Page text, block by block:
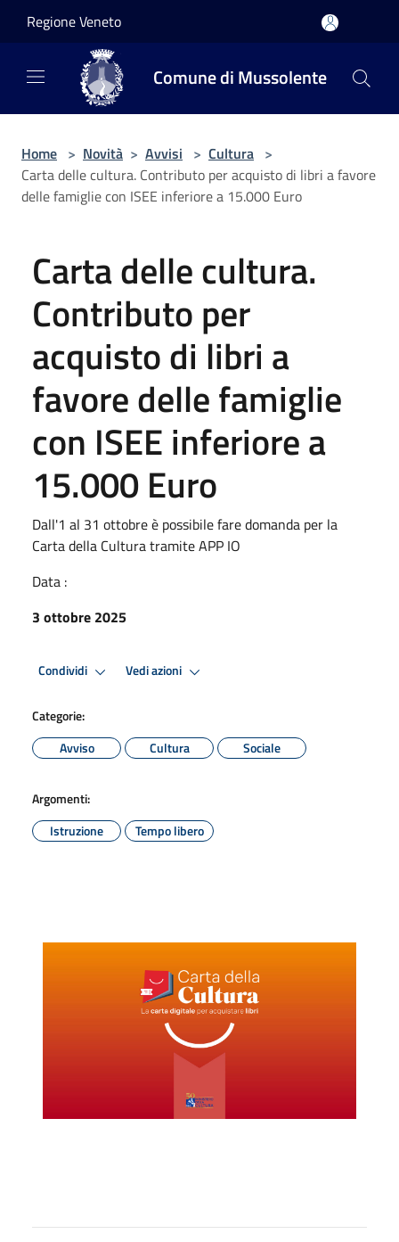
Regione Veneto
Comune di Mussolente
Home > Novità > Avvisi > Cultura >
Carta delle cultura. Contributo per acquisto di libri a favore
delle famiglie con ISEE inferiore a 15.000 Euro
Carta delle cultura.
Contributo per
acquisto di libri a
favore delle famiglie
con ISEE inferiore a
15.000 Euro
Dall'1 al 31 ottobre è possibile fare domanda per la
Carta della Cultura tramite APP IO
Data :
3 ottobre 2025
Condividi Vedi azioni
Categorie:
Avviso
Cultura Sociale
Argomenti:
Istruzione
Tempo libero